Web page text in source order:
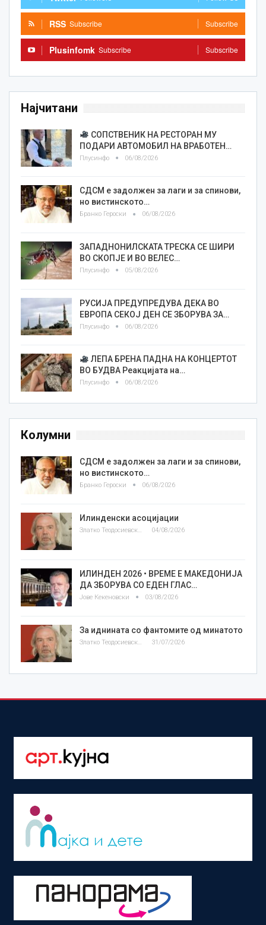
RSS Subscribe Subscribe
Plusinfomk Subscribe Subscribe
Најчитани
СОПСТВЕНИК НА РЕСТОРАН МУ
ПОДАРИ АВТОМОБИЛ НА ВРАБОТЕН…
Плусинфо 06/08/2026
СДСМ е задолжен за лаги и за спинови,
но вистинското…
Бранко Героски 06/08/2026
ЗАПАДНОНИЛСКАТА ТРЕСКА СЕ ШИРИ
ВО СКОПЈЕ И ВО ВЕЛЕС…
Плусинфо 05/08/2026
РУСИЈА ПРЕДУПРЕДУВА ДЕКА ВО
ЕВРОПА СЕКОЈ ДЕН СЕ ЗБОРУВА ЗА…
Плусинфо 06/08/2026
ЛЕПА БРЕНА ПАДНА НА КОНЦЕРТОТ
ВО БУДВА Реакцијата на…
Плусинфо 06/08/2026
Колумни
СДСМ е задолжен за лаги и за спинови,
но вистинското…
Бранко Героски 06/08/2026
Илинденски асоцијации
04/08/2026
ИЛИНДЕН 2026 • ВРЕМЕ Е МАКЕДОНИЈА
ДА ЗБОРУВА СО ЕДЕН ГЛАС…
Јове Кекеновски 03/08/2026
За иднината со фантомите од минатото
Златко Теодосиевски 31/07/2026